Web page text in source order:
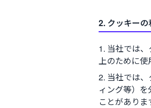
2. クッキーの
当社では
上のために使
当社では
ィング等）
ことがありま